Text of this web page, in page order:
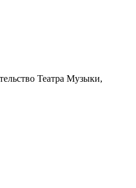
Театра Музыки,